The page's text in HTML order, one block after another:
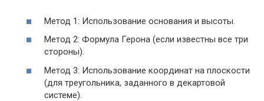
Метод 1: Использование основания и высоты.
Метод 2: Формула Герона (если известны все три
стороны).
Метод 3: Использование координат на плоскости
(для треугольника, заданного в декартовой
системе).